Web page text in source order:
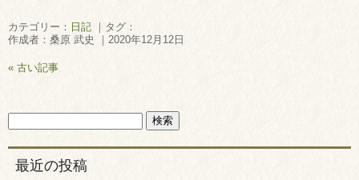
カテゴリー： 日記 ｜タグ：
作成者：桑原 武史 ｜2020年12月12日
« 古い記事
最近の投稿